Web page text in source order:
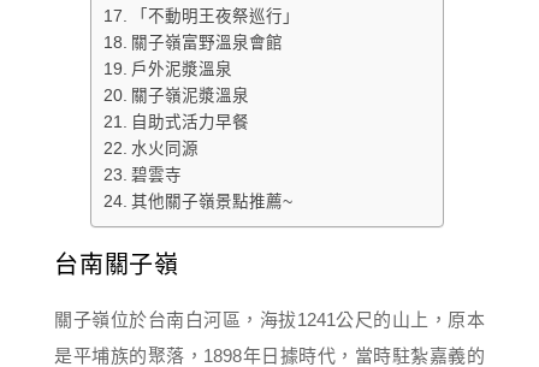
「不動明王夜祭巡行」
關子嶺富野溫泉會館
戶外泥漿溫泉
關子嶺泥漿溫泉
自助式活力早餐
水火同源
碧雲寺
其他關子嶺景點推薦~
台南關子嶺
關子嶺位於台南白河區，海拔1241公尺的山上，原本
是平埔族的聚落，1898年日據時代，當時駐紮嘉義的